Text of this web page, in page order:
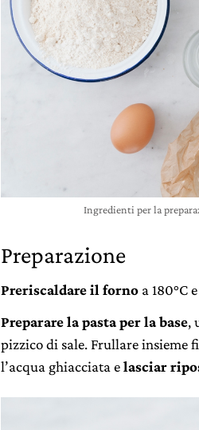
Ingredienti per la
Preparazione
Preriscaldare il forno a 180°C
Preparare la pasta per la base,
pizzico di sale. Frullare insieme
l’acqua ghiacciata elasciar